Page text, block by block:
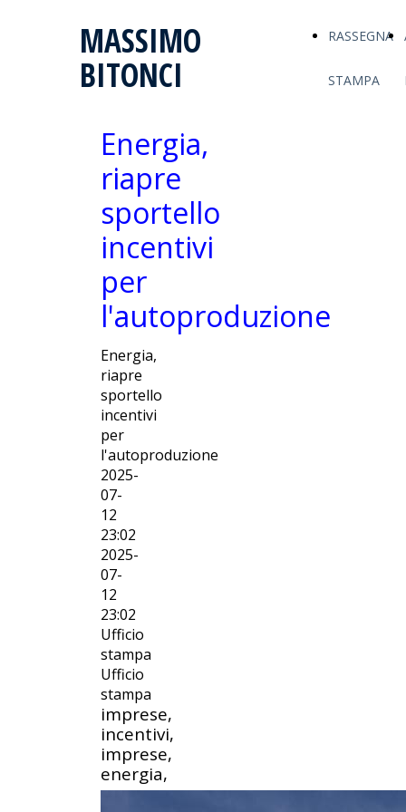
MASSIMO
BITONCI
RASSEGNA
STAMPA
Energia,
riapre
sportello
incentivi
per
l'autoproduzione
Energia,
riapre
sportello
incentivi
per
l'autoproduzione
2025-
07-
12
23:02
2025-
07-
12
23:02
Ufficio
stampa
Ufficio
stampa
imprese,
incentivi,
imprese,
energia,